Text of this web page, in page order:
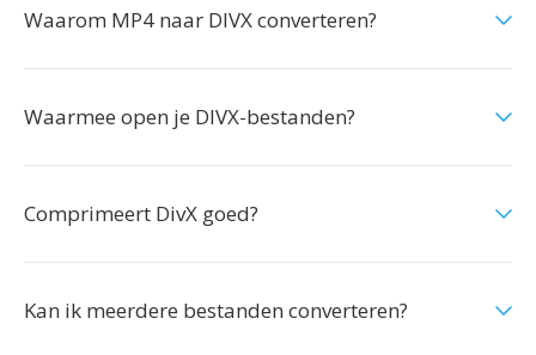
Waarom MP4 naar DIVX converteren?
Waarmee open je DIVX-bestanden?
Comprimeert DivX goed?
Kan ik meerdere bestanden converteren?